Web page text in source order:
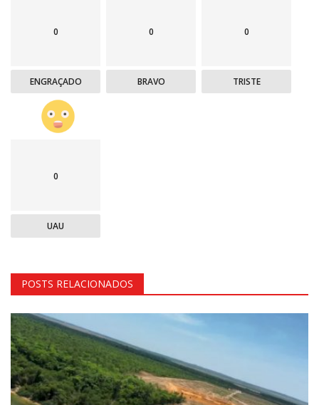
0
ENGRAÇADO
0
BRAVO
0
TRISTE
0
UAU
POSTS RELACIONADOS